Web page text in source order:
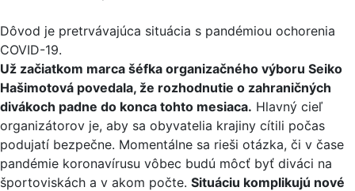
Dôvod je pretrvávajúca situácia s pandémiou ochorenia
COVID-19.
Už začiatkom marca šéfka organizačného výboru Seiko
Hašimotová povedala, že rozhodnutie o zahraničných
divákoch padne do konca tohto mesiaca. Hlavný cieľ
organizátorov je, aby sa obyvatelia krajiny cítili počas
podujatí bezpečne. Momentálne sa rieši otázka, či v čase
pandémie koronavírusu vôbec budú môcť byť diváci na
športoviskách a v akom počte. Situáciu komplikujú nové